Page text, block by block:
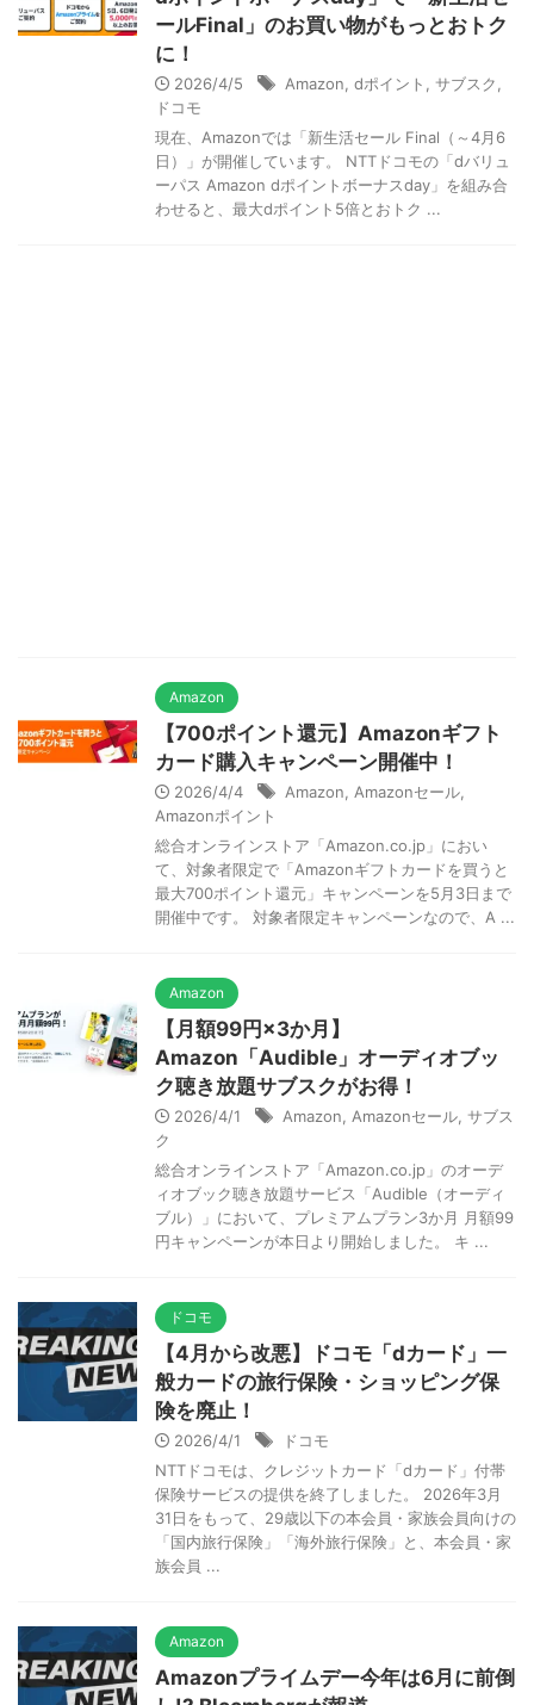
ールFinal」のお買い物がもっとおトク
に！
2026/4/5 Amazon dポイント サブスク
ドコモ
現在、Amazonでは「新生活セール Final（～4月6
日）」が開催しています。 NTTドコモの「dバリュ
ーパス Amazon dポイントボーナスday」を組み合
わせると、最大dポイント5倍とおトク ...
Amazon
【700ポイント還元】Amazonギフト
カード購入キャンペーン開催中！
2026/4/4 Amazon Amazonセール
Amazonポイント
総合オンラインストア「Amazon.co.jp」におい
て、対象者限定で「Amazonギフトカードを買うと
最大700ポイント還元」キャンペーンを5月3日まで
開催中です。 対象者限定キャンペーンなので、A ...
Amazon
【月額99円×3か月】
Amazon「Audible」オーディオブッ
ク聴き放題サブスクがお得！
2026/4/1 Amazon Amazonセール サブス
ク
総合オンラインストア「Amazon.co.jp」のオーデ
ィオブック聴き放題サービス「Audible（オーディ
ブル）」において、プレミアムプラン3か月 月額99
円キャンペーンが本日より開始しました。 キ ...
ドコモ
【4月から改悪】ドコモ「dカード」一
般カードの旅行保険・ショッピング保
険を廃止！
2026/4/1
ドコモ
NTTドコモは、クレジットカード「dカード」付帯
保険サービスの提供を終了しました。 2026年3月
31日をもって、29歳以下の本会員・家族会員向けの
「国内旅行保険」「海外旅行保険」と、本会員・家
族会員 ...
Amazon
Amazonプライムデー今年は6月に前倒